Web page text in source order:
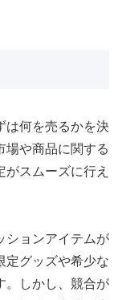
は何を売るかを決
場や商品に関する
スムーズに行え
ションアイテムが
定グッズや希少な
。しかし、競合が